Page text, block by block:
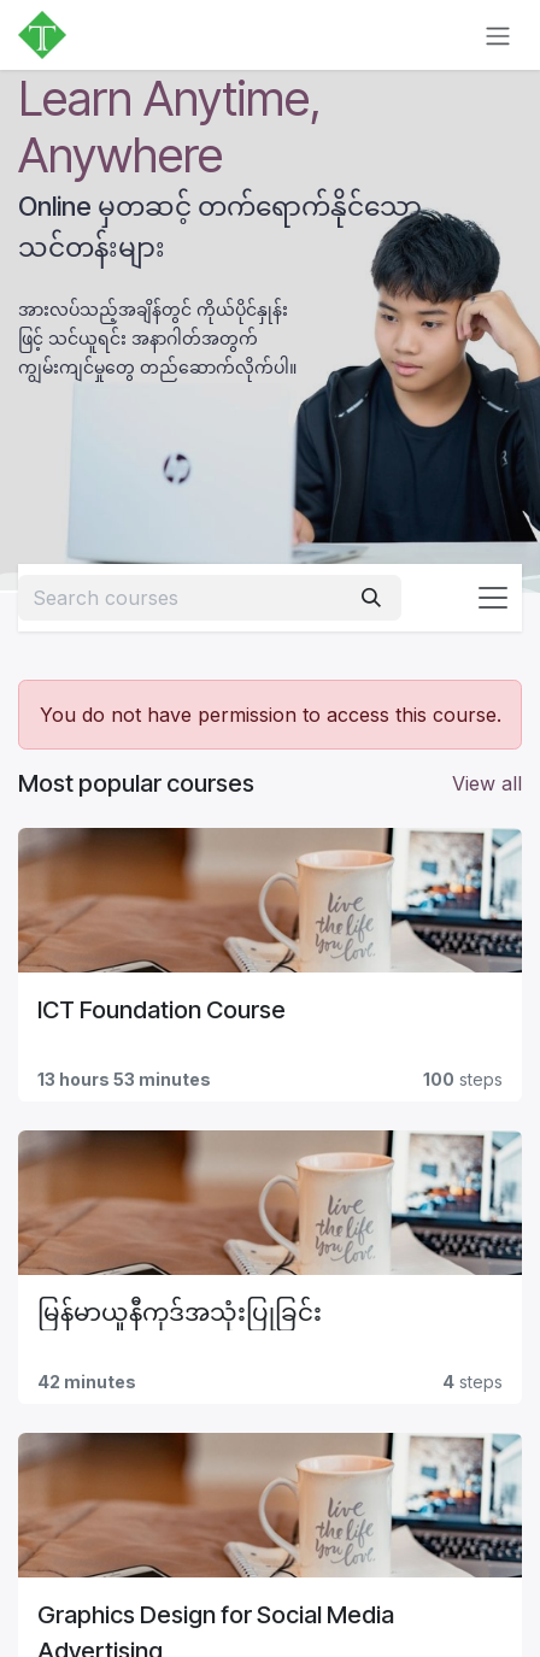
Skip to Content
Learn Anytime,
Anywhere
Online မှတဆင့် တက်ရောက်နိုင်သော
သင်တန်းများ
အားလပ်သည့်အချိန်တွင် ကိုယ်ပိုင်နှုန်း
ဖြင့် သင်ယူရင်း အနာဂါတ်အတွက်
ကျွမ်းကျင်မှုတွေ တည်ဆောက်လိုက်ပါ။
You do not have permission to access this course.
View all
Most popular courses
ICT Foundation Course
13 hours 53 minutes 100 steps
မြန်မာယူနီကုဒ်အသုံးပြုခြင်း
42 minutes 4 steps
Graphics Design for Social Media
Advertising